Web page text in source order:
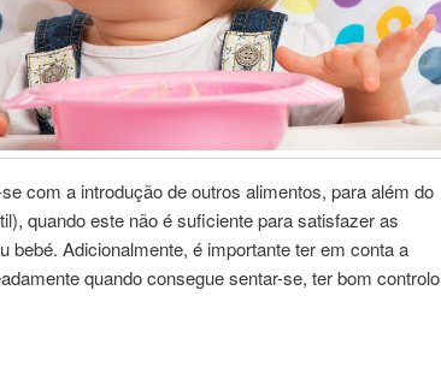
com a introdução de outros alimentos, para além do
quando este não é suficiente para satisfazer as
bebé. Adicionalmente, é importante ter em conta a
quando consegue sentar-se, ter bom controlo